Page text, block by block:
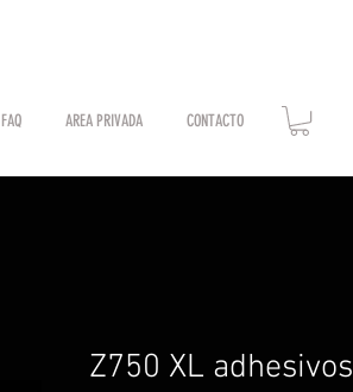
FAQ AREA PRIVADA CONTACTO
Z750 XL adhesivos